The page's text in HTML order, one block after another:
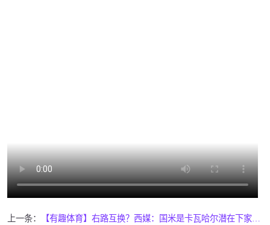
上一条：
【有趣体育】右路互换？西媒：国米是卡瓦哈尔潜在下家，邓弗里斯